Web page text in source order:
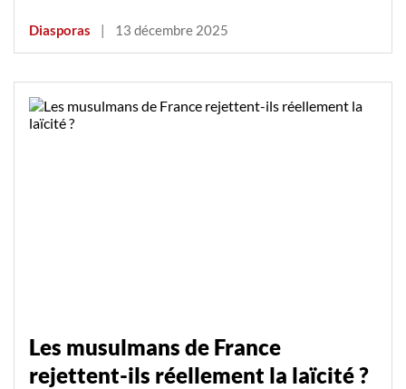
Diasporas | 13 décembre 2025
Les musulmans de France
rejettent-ils réellement la laïcité ?